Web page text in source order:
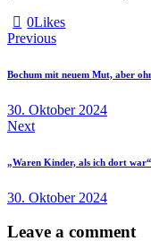
0Likes
Previous
Bochum mit neuem Mut, aber
30. Oktober 2024
Next
„Waren Kinder, als ich dort
30. Oktober 2024
Leave a comment